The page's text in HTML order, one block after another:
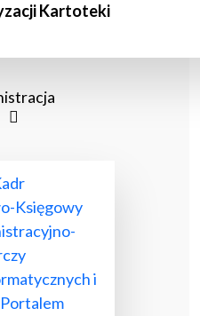
Kartoteki
Księgowy
i